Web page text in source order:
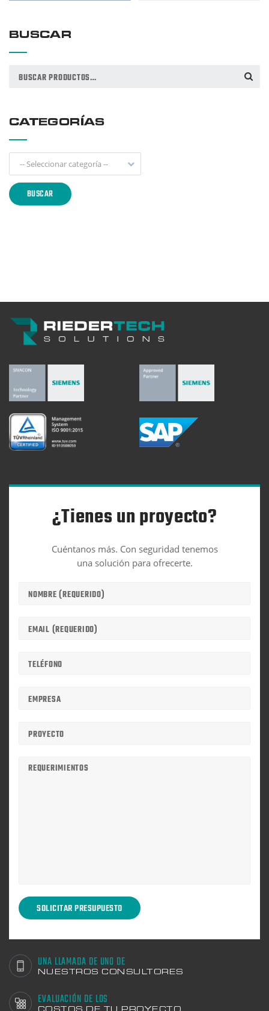
BUSCAR
Buscar
BUSCAR
CATEGORÍAS
-- Seleccionar categoría --
BUSCAR
¿Tienes un proyecto?
Cuéntanos más. Con seguridad tenemos
una solución para ofrecerte.
UNA LLAMADA DE UNO DE
NUESTROS CONSULTORES
EVALUACIÓN DE LOS
COSTOS DE TU PROYECTO